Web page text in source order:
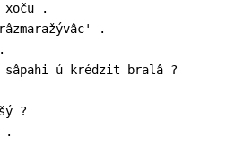
xoču .
.
sâpahi ú krédzit bralâ ?
?
.